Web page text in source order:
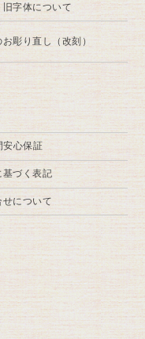
旧字体について
彫り直し（改刻）
安心保証
基づく表記
せについて